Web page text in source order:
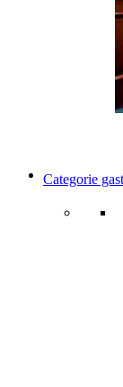
Categorie